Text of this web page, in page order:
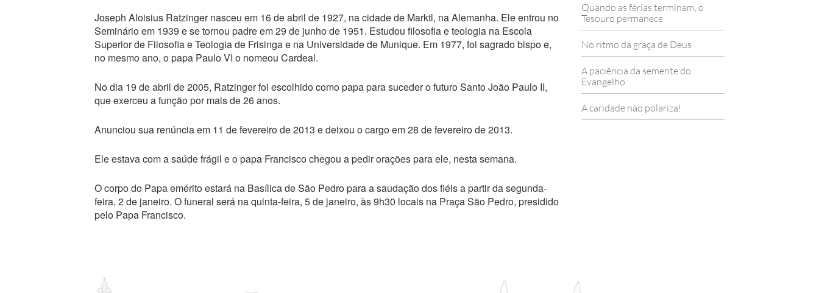
Joseph Aloisius Ratzinger nasceu em 16 de abril de 1927, na cidade de Marktl, na Alemanha. Ele entrou no
Seminário em 1939 e se tornou padre em 29 de junho de 1951. Estudou filosofia e teologia na Escola
Superior de Filosofia e Teologia de Frisinga e na Universidade de Munique. Em 1977, foi sagrado bispo e,
no mesmo ano, o papa Paulo VI o nomeou Cardeal.
No dia 19 de abril de 2005, Ratzinger foi escolhido como papa para suceder o futuro Santo João Paulo II,
que exerceu a função por mais de 26 anos.
Anunciou sua renúncia em 11 de fevereiro de 2013 e deixou o cargo em 28 de fevereiro de 2013.
Ele estava com a saúde frágil e o papa Francisco chegou a pedir orações para ele, nesta semana.
O corpo do Papa emérito estará na Basílica de São Pedro para a saudação dos fiéis a partir da segunda-
feira, 2 de janeiro. O funeral será na quinta-feira, 5 de janeiro, às 9h30 locais na Praça São Pedro, presidido
pelo Papa Francisco.
Quando as férias terminam, o
Tesouro permanece
No ritmo da graça de Deus
A paciência da semente do
Evangelho
A caridade não polariza!